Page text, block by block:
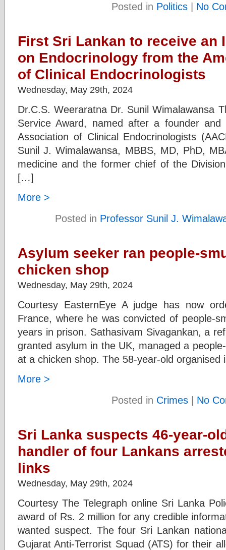
Posted in Politics | No
First Sri Lankan to receive an
on Endocrinology from the
of Clinical Endocrinologists
Wednesday, May 29th, 2024
Dr.C.S. Weeraratna Dr. Sunil Wimalawansa
Service Award, named after a founder
Association of Clinical Endocrinologists
Sunil J. Wimalawansa, MBBS, MD, PhD,
medicine and the former chief of the
[…]
More >
Posted in Professor Sunil J.
Asylum seeker ran people-
chicken shop
Wednesday, May 29th, 2024
Courtesy EasternEye A judge has now
France, where he was convicted of people-
years in prison. Sathasivam Sivagankan, a
granted asylum in the UK, managed a
at a chicken shop. The 58-year-old
More >
Posted in Crimes| No
Sri Lanka suspects 46-year-
handler of four Lankans
links
Wednesday, May 29th, 2024
Courtesy The Telegraph online Sri Lanka
award of Rs. 2 million for any credible
wanted suspect. The four Sri Lankan
Gujarat Anti-Terrorist Squad (ATS) for their